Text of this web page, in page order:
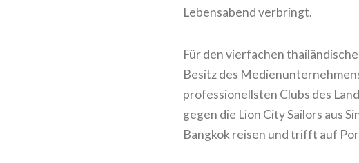
Lebensabend verbringt.
Für den vierfachen
Besitz des
professionellsten Clubs des
gegen die Lion City Sailors aus
Bangkok reisen und trifft auf